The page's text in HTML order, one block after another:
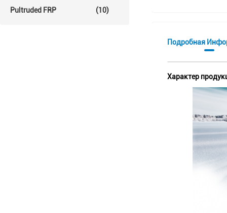
Pultruded FRP (10)
Подробная
Характер